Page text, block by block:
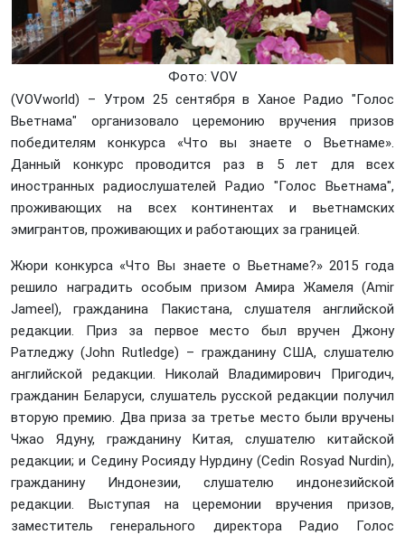
Фото: VOV
(VOVworld) – Утром 25 сентября в Ханое Радио "Голос
Вьетнама" организовало церемонию вручения призов
победителям конкурса «Что вы знаете о Вьетнаме».
Данный конкурс проводится раз в 5 лет для всех
иностранных радиослушателей Радио "Голос Вьетнама",
проживающих на всех континентах и вьетнамских
эмигрантов, проживающих и работающих за границей.
Жюри конкурса «Что Вы знаете о Вьетнаме?» 2015 года
решило наградить особым призом Амира Жамеля (Amir
Jameel), гражданина Пакистана, слушателя английской
редакции. Приз за первое место был вручен Джону
Ратледжу (John Rutledge) – гражданину США, слушателю
английской редакции. Николай Владимирович Пригодич,
гражданин Беларуси, слушатель русской редакции получил
вторую премию. Два приза за третье место были вручены
Чжао Ядуну, гражданину Китая, слушателю китайской
редакции; и Седину Росияду Нурдину (Cedin Rosyad Nurdin),
гражданину Индонезии, слушателю индонезийской
редакции. Выступая на церемонии вручения призов,
заместитель генерального директора Радио Голос